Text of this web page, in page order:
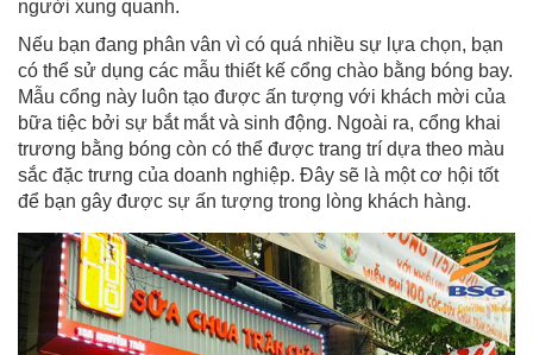
người xung quanh.
Nếu bạn đang phân vân vì có quá nhiều sự lựa chọn, bạn
có thể sử dụng các mẫu thiết kế cổng chào bằng bóng bay.
Mẫu cổng này luôn tạo được ấn tượng với khách mời của
bữa tiệc bởi sự bắt mắt và sinh động. Ngoài ra, cổng khai
trương bằng bóng còn có thể được trang trí dựa theo màu
sắc đặc trưng của doanh nghiệp. Đây sẽ là một cơ hội tốt
để bạn gây được sự ấn tượng trong lòng khách hàng.